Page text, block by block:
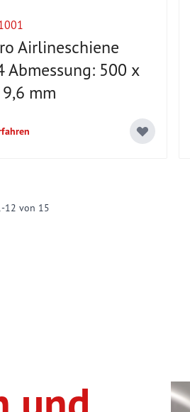
Airlineschiene
Abmessung: 500 x
mm
-12 von 15